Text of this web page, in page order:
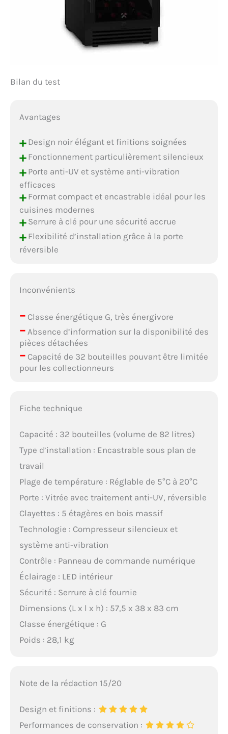
Bilan du test
Avantages
+Design noir élégant et finitions soignées
+Fonctionnement particulièrement silencieux
+Porte anti-UV et système anti-vibration
efficaces
+Format compact et encastrable idéal pour les
cuisines modernes
+Serrure à clé pour une sécurité accrue
+Flexibilité d’installation grâce à la porte
réversible
Inconvénients
–Classe énergétique G, très énergivore
–Absence d’information sur la disponibilité des
pièces détachées
–Capacité de 32 bouteilles pouvant être limitée
pour les collectionneurs
Fiche technique
Capacité : 32 bouteilles (volume de 82 litres)
Type d’installation : Encastrable sous plan de
travail
Plage de température : Réglable de 5°C à 20°C
Porte : Vitrée avec traitement anti-UV, réversible
Clayettes : 5 étagères en bois massif
Technologie : Compresseur silencieux et
système anti-vibration
Contrôle : Panneau de commande numérique
Éclairage : LED intérieur
Sécurité : Serrure à clé fournie
Dimensions (L x l x h) : 57,5 x 38 x 83 cm
Classe énergétique : G
Poids : 28,1 kg
Note de la rédaction 15/20
Design et finitions :
Performances de conservation :